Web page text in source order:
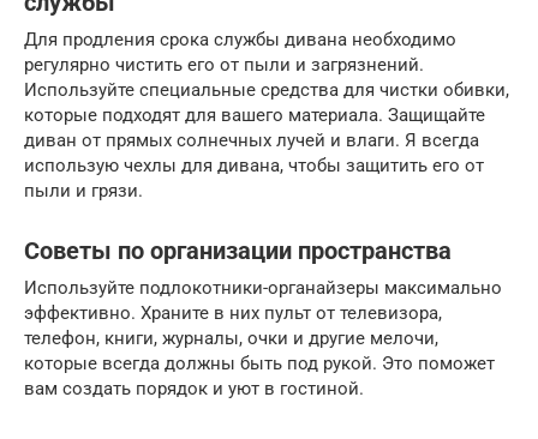
Для продления срока службы дивана необходимо
регулярно чистить его от пыли и загрязнений.
Используйте специальные средства для чистки обивки,
которые подходят для вашего материала. Защищайте
диван от прямых солнечных лучей и влаги. Я всегда
использую чехлы для дивана, чтобы защитить его от
пыли и грязи.
Советы по организации пространства
Используйте подлокотники-органайзеры максимально
эффективно. Храните в них пульт от телевизора,
телефон, книги, журналы, очки и другие мелочи,
которые всегда должны быть под рукой. Это поможет
вам создать порядок и уют в гостиной.